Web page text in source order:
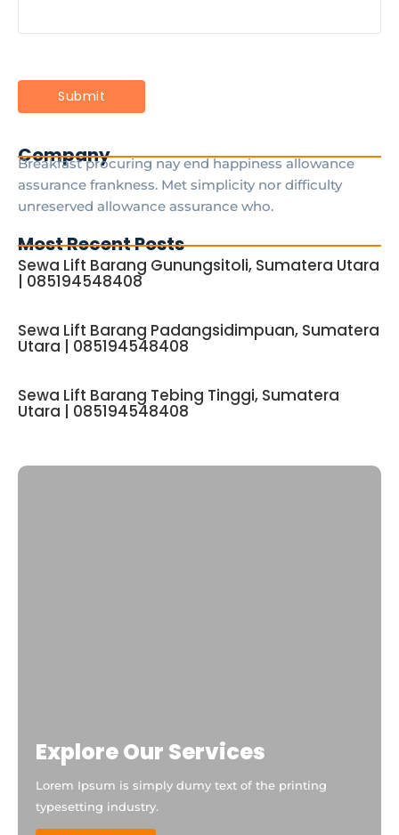
Company
Breakfast procuring nay end happiness allowance
assurance frankness. Met simplicity nor difficulty
unreserved allowance assurance who.
Most Recent Posts
Sewa Lift Barang Gunungsitoli, Sumatera Utara
| 085194548408
Sewa Lift Barang Padangsidimpuan, Sumatera
Utara | 085194548408
Sewa Lift Barang Tebing Tinggi, Sumatera
Utara | 085194548408
Explore Our Services
Lorem Ipsum is simply dumy text of the printing
typesetting industry.